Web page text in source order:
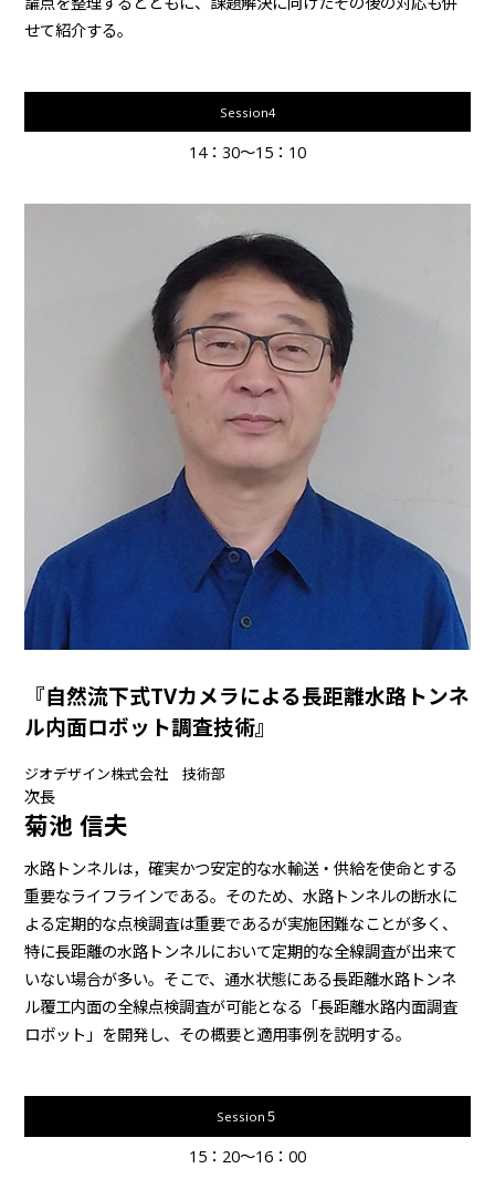
せて紹介する。
Session4
14：30～15：10
『自然流下式TVカメラによる長距離水路トンネ
ル内面ロボット調査技術』
ジオデザイン株式会社 技術部
次長
菊池 信夫
水路トンネルは，確実かつ安定的な水輸送・供給を使命とする
重要なライフラインである。そのため、水路トンネルの断水に
よる定期的な点検調査は重要であるが実施困難なことが多く、
特に長距離の水路トンネルにおいて定期的な全線調査が出来て
いない場合が多い。そこで、通水状態にある長距離水路トンネ
ル覆工内面の全線点検調査が可能となる「長距離水路内面調査
ロボット」を開発し、その概要と適用事例を説明する。
Session５
15：20～16：00